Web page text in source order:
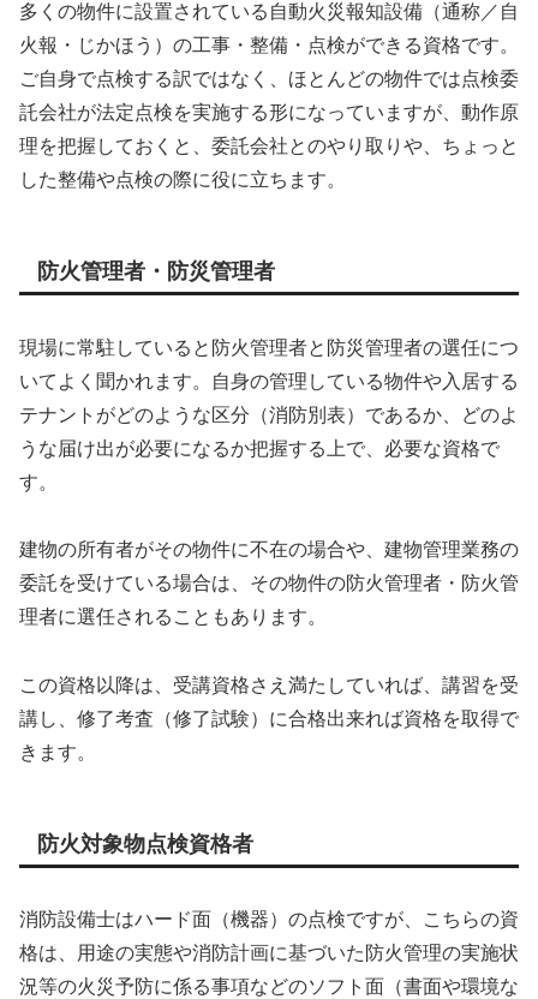
多くの物件に設置されている自動火災報知設備（通称／自
火報・じかほう）の工事・整備・点検ができる資格です。
ご自身で点検する訳ではなく、ほとんどの物件では点検委
託会社が法定点検を実施する形になっていますが、動作原
理を把握しておくと、委託会社とのやり取りや、ちょっと
した整備や点検の際に役に立ちます。
防火管理者・防災管理者
現場に常駐していると防火管理者と防災管理者の選任につ
いてよく聞かれます。自身の管理している物件や入居する
テナントがどのような区分（消防別表）であるか、どのよ
うな届け出が必要になるか把握する上で、必要な資格で
す。
建物の所有者がその物件に不在の場合や、建物管理業務の
委託を受けている場合は、その物件の防火管理者・防火管
理者に選任されることもあります。
この資格以降は、受講資格さえ満たしていれば、講習を受
講し、修了考査（修了試験）に合格出来れば資格を取得で
きます。
防火対象物点検資格者
消防設備士はハード面（機器）の点検ですが、こちらの資
格は、用途の実態や消防計画に基づいた防火管理の実施状
況等の火災予防に係る事項などのソフト面（書面や環境な